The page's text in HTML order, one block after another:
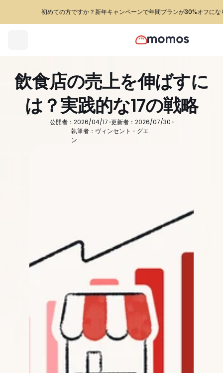
飲食店の売上を伸ばすに
は？実践的な17の戦略
公開者：2026/04/17 更新者：2026/07/30
執筆者：ヴィンセント・グエ
ン
初めての方ですか？新年キャンペーンで年間プランが30%オフにな